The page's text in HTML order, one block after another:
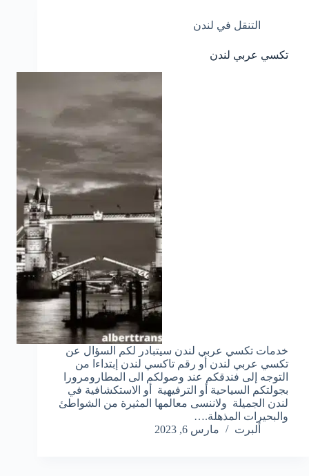
التنقل في لندن
تكسي عربي لندن
خدمات تكسي عربي لندن سيتبادر لكم السؤال عن
تكسي عربي لندن أو رقم تاكسي لندن إبتداءا من
التوجه إلى فندقكم عند وصولكم الى المطارومرورا
بجولتكم السياحية أو الترفيهية أو الاستكشافية في
لندن الجميلة ولاننسى معالمها المثيرة من الشواطئ
والبحيرات المذهلة.…
ألبرت
مارس 6, 2023